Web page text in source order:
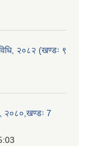
२०८२ (खण्डः ९
२०८०,खण्डः 7